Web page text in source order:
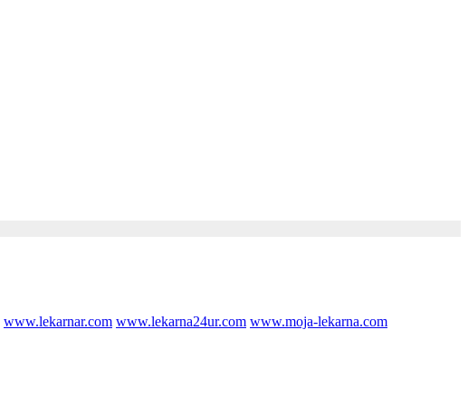
www.lekarnar.com www.lekarna24ur.com www.moja-lekarna.com